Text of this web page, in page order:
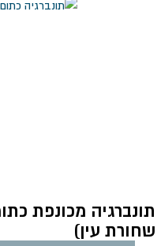
תונברגיה מכונפת
שחורת עין)